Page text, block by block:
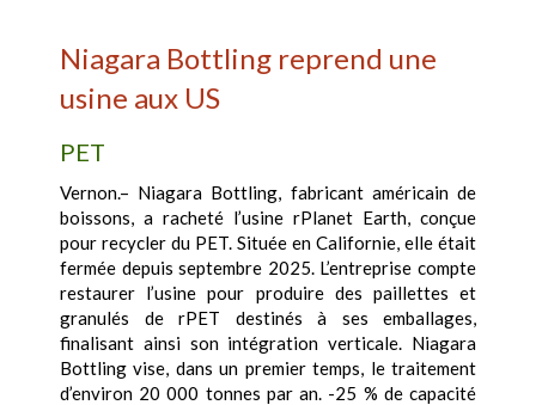
Niagara Bottling reprend une
usine aux US
PET
Vernon.– Niagara Bottling, fabricant américain de
boissons, a racheté l’usine rPlanet Earth, conçue
pour recycler du PET. Située en Californie, elle était
fermée depuis septembre 2025. L’entreprise compte
restaurer l’usine pour produire des paillettes et
granulés de rPET destinés à ses emballages,
finalisant ainsi son intégration verticale. Niagara
Bottling vise, dans un premier temps, le traitement
d’environ 20 000 tonnes par an. -25 % de capacité